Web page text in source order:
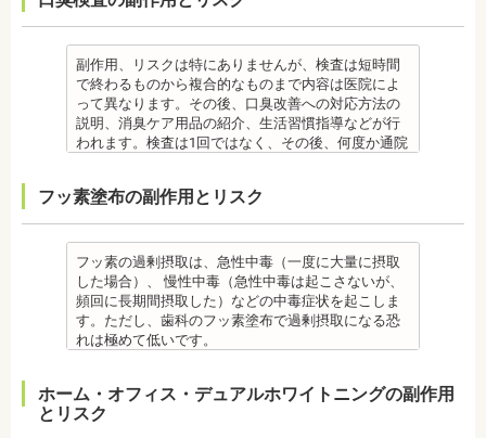
・矯正治療で歯を動かして歯並びを整える「動的治
療」を終えて歯並びが改善されても、まだ歯が元の
位置に戻ろうとする傾向があるため、一定期間動か
した歯を正しい位置にとどめておく保定が必要で
す。歯の位置が安定するまでの保定期間には個人差
があるので、治療後も歯科医師の指示を守ってくだ
さい。
先生
日本大学歯学部口腔外科第２講座大学院卒業
歯学博士（口腔外科学）
日本大学歯学部非常勤講師
社会福祉法人富士白苑理事
装着時間を守っていなかったり、定期的な来院がで
きなかった場合は、治療期間が延びる場合がありま
す。
・特殊な噛み合わせ、骨の硬さ、歯のかたちの場合
は、治療期間が長くなる場合があります。
・舌で歯を押す癖や、歯並びに悪影響をあたえる癖
が改善されない方は、治療期間が延びる場合があり
ます。
位置に戻ろうとする傾向があるため、一定期間動か
安定するまでの保定期間には個人差があるので、治
療後も歯科医師の指示を守ってください。
・矯正終了後に矯正箇所が元に戻る場合もありま
す。
監修医情報 医療法人社団日坂会 理事長 日坂充宏
先生
【プロフィール】 日本大学歯学部卒業
歯学博士（口腔外科学）
日本大学歯学部非常勤講師
なることもあります。
・装置が壊れることがあります。その際は歯科医院
を受診してください。
・個人差があり、かなりのストレスを受ける患者様
もいます。
・矯正中は、器具を装着するため、食べかすが詰ま
りやすく虫歯、歯周病を招きやすくなります。（矯
正器具をつけている箇所の虫歯治療は、基本的に矯
て歯科医院で治療をする場合もあります。
・患者様が、取り外しできる矯正装置や補助装置の
装着時間を守っていなかったり、定期的な来院がで
きなかった場合は、治療期間が延びる場合がありま
す。
・特殊な噛み合わせ、骨の硬さ、歯のかたちの場合
は、治療期間が長くなる場合があります。
・舌で歯を押す癖や、歯並びに悪影響をあたえる癖
・矯正治療で歯を動かして歯並びを整える「動的治
療」を終えて歯並びが改善されても、まだ歯が元の
勤務
エアフローは、歯面清掃を行う機器です。細かなパ
ウダー粒子をジェット噴射で歯に吹き付け、歯にこ
びりついた汚れを落とすことができます。
歯科で主に歯の着色やタバコのヤニ除去の用途とし
て使われていますが、歯周ポケット内の歯周病の細
菌除去にも効果があります。
監修医情報 菊地由利佳先生
日本歯科大学新潟生命歯学部卒業
また検査1ヶ月以内に抗生物質を使用している場合も
正確な結果が出ないことがあるので時期を延ばす場
合もあります。健康保険の適用外となり自由診療と
なります。
備考
ご自身の唾液の量、性質、虫歯の原因菌の量を知
り、虫歯予防とセルフケア強化を目的とした検査で
す。
・酸性度（酸性になる程歯が溶けやすい）
た、よく噛んでいるか、甘いものを摂る頻度なども
同時に確認します。
監修医情報 菊地由利佳先生
【プロフィール】
日本歯科大学新潟生命歯学部卒業
新潟大学医歯学総合病院にて研修
都内歯科医院にて勤務
副作用、リスクは特にありませんが、検査は短時間
で終わるものから複合的なものまで内容は医院によ
って異なります。その後、口臭改善への対応方法の
説明、消臭ケア用品の紹介、生活習慣指導などが行
われます。検査は1回ではなく、その後、何度か通院
備考
口臭は、体調や病気と関わりがあることも多く、口
臭で悩んでいる場合はその関連性も合わせて検査が
必要です。また、よく食べる食べ物、ブラッシング
不足、喫煙や飲酒などが影響する場合もあるので、
原因がわかれば口臭軽減に向けて指導が行われま
す。
監修医情報 菊地由利佳先生
新潟大学医歯学総合病院にて研修
都内歯科医院にて勤務
フッ素塗布の副作用とリスク
フッ素の過剰摂取は、急性中毒（一度に大量に摂取
した場合）、 慢性中毒（急性中毒は起こさないが、
頻回に長期間摂取した）などの中毒症状を起こしま
す。ただし、歯科のフッ素塗布で過剰摂取になる恐
れは極めて低いです。
（過剰摂取）推定中毒量は、5歳児（体重18Kg）が
週5回法のフッ化物洗口液（0.05％フッ化ナトリウム
ホーム・オフィス・デュアルホワイトニングの副作用
とリスク